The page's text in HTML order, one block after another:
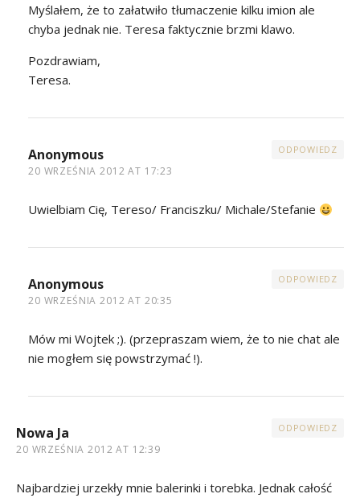
Myślałem, że to załatwiło tłumaczenie kilku imion ale
chyba jednak nie. Teresa faktycznie brzmi klawo.
Pozdrawiam,
Teresa.
Anonymous
20 WRZEŚNIA 2012 AT 17:23
ODPOWIEDZ
Uwielbiam Cię, Tereso/ Franciszku/ Michale/Stefanie
Anonymous
20 WRZEŚNIA 2012 AT 20:35
ODPOWIEDZ
Mów mi Wojtek ;). (przepraszam wiem, że to nie chat ale
nie mogłem się powstrzymać !).
Nowa Ja
20 WRZEŚNIA 2012 AT 12:39
ODPOWIEDZ
Najbardziej urzekły mnie balerinki i torebka. Jednak całość